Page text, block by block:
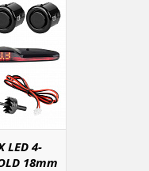
LED 4-
18mm